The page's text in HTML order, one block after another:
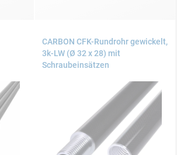
CARBON CFK-Rundrohr gewickelt,
3k-LW (Ø 32 x 28) mit
Schraubeinsätzen